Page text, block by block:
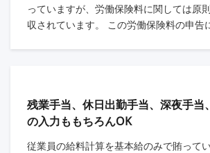
っていますが、労働保険料に関しては原
収されています。 この労働保険料の申告
残業手当、休日出勤手当、深夜手当
の入力ももちろんOK
従業員の給料計算を基本給のみで賄って